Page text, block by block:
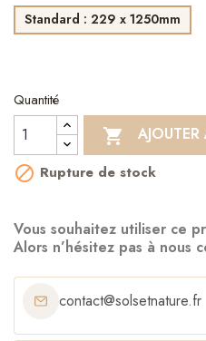
Standard : 229 x 1250mm
Quantité

 Rupture de stock
Vous souhaitez utiliser ce
Alors n’hésitez pas à nous
contact@solsetnature.fr